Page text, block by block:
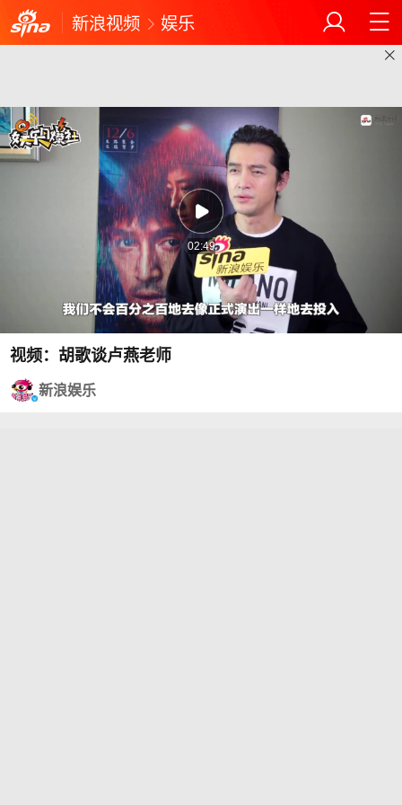
新浪视频 娱乐
02:49
视频：胡歌谈卢燕老师
新浪娱乐